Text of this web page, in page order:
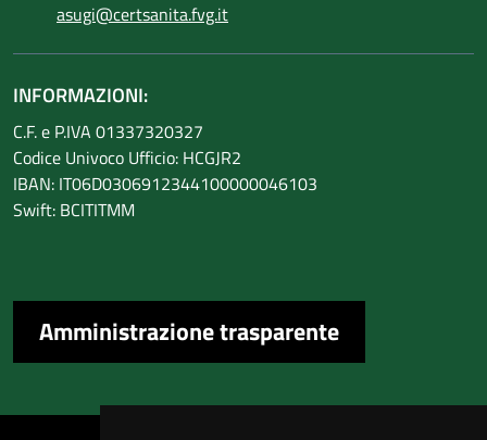
asugi@certsanita.fvg.it
INFORMAZIONI:
C.F. e P.IVA 01337320327
Codice Univoco Ufficio: HCGJR2
IBAN: IT06D0306912344100000046103
Swift: BCITITMM
Amministrazione trasparente